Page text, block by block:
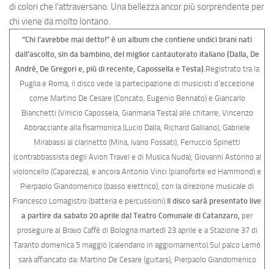
di colori che l’attraversano. Una bellezza ancor più sorprendente per
chi viene da molto lontano.
“Chi l’avrebbe mai detto!” è un album che contiene undici brani nati
dall’ascolto, sin da bambino, del miglior cantautorato italiano (Dalla, De
André, De Gregori e, più di recente, Capossella e Testa). Registrato tra la
Puglia e Roma, il disco vede la partecipazione di musicisti d‘eccezione
come Martino De Cesare (Concato, Eugenio Bennato) e Giancarlo
Bianchetti (Vinicio Capossela, Gianmaria Testa) alle chitarre, Vincenzo
Abbracciante alla fisarmonica (Lucio Dalla, Richard Galliano), Gabriele
Mirabassi al clarinetto (Mina, Ivano Fossati), Ferruccio Spinetti
(contrabbassista degli Avion Travel e di Musica Nuda), Giovanni Astorino al
violoncello (Caparezza), e ancora Antonio Vinci (pianoforte ed Hammond) e
Pierpaolo Giandomenico (basso elettrico), con la direzione musicale di
Francesco Lomagistro (batteria e percussioni). Il disco sarà presentato live
a partire da sabato 20 aprile dal Teatro Comunale di Catanzaro, per
proseguire al Bravo Caffè di Bologna martedì 23 aprile e a Stazione 37 di
Taranto domenica 5 maggio (calendario in aggiornamento).Sul palco Lemò
sarà affiancato da: Martino De Cesare (guitars), Pierpaolo Giandomenico